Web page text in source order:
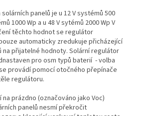
panelů je u 12 V systémů 500
1000 Wp a u 48 V sytémů 2000 Wp V
těchto hodnot se regulátor
automaticky zredukuje přicházející
na přijatelné hodnoty. Solární regulátor
pro osm typů baterií - volba
provádí pomocí otočného přepínače
regulátoru.
na prázdno (označováno jako Voc)
panelů nesmí překročit